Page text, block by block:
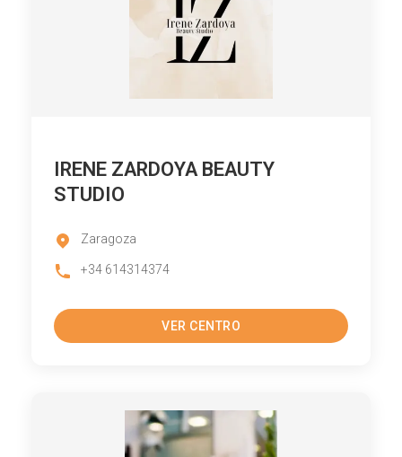
IRENE ZARDOYA BEAUTY
STUDIO
Zaragoza
+34 614314374
VER CENTRO